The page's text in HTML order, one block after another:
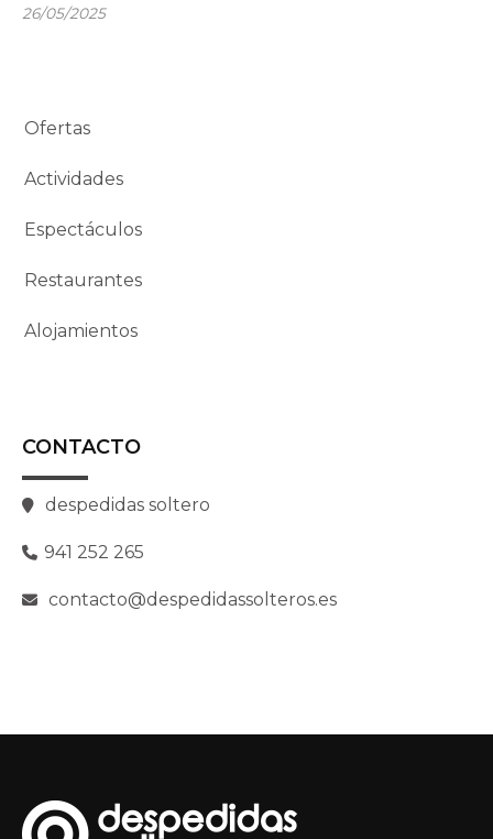
26/05/2025
Ofertas
Actividades
Espectáculos
Restaurantes
Alojamientos
CONTACTO
despedidas soltero
941 252 265
contacto@despedidassolteros.es